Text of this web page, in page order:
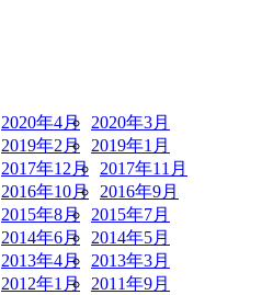
2020年4月 2020年3月
2019年2月 2019年1月
2017年12月 2017年11月
2016年10月 2016年9月
2015年8月 2015年7月
2014年6月 2014年5月
2013年4月 2013年3月
2012年1月 2011年9月